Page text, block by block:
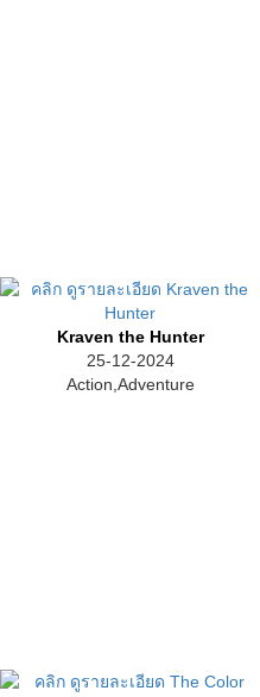
Kraven the Hunter
25-12-2024
Action,Adventure